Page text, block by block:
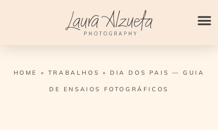
HOME » TRABALHOS » DIA DOS PAIS — GUIA
DE ENSAIOS FOTOGRÁFICOS